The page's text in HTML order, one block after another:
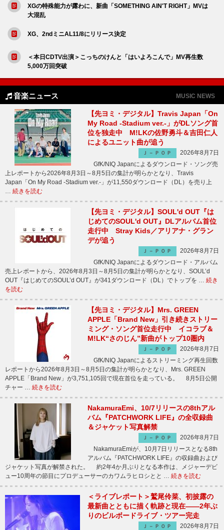
XGの特殊能力が露わに、新曲「SOMETHING AIN'T RIGHT」MVは
大混乱
XG、2ndミニAL11/8にリリース決定
＜本日CDTV出演＞こっちのけんと「はいよろこんで」MV再生数
5,000万回突破
音楽ニュース MUSIC NEWS
【先ヨミ・デジタル】Travis Japan「On
My Road -Stadium ver.-」がDLソング首
位を独走中 M!LKの佐野勇斗＆吉田仁人
によるユニット曲が追う
Ｊ－ＰＯＰ
2026年8月7日
GfK/NIQ Japanによるダウンロード・ソング売
上レポートから2026年8月3日～8月5日の集計が明らかとなり、Travis
Japan「On My Road -Stadium ver.-」が11,550ダウンロード（DL）を売り上
… 続きを読む
【先ヨミ・デジタル】SOUL'd OUT『は
じめてのSOUL'd OUT』DLアルバム首位
走行中 Stray Kids／アリアナ・グラン
デが追う
Ｊ－ＰＯＰ
2026年8月7日
GfK/NIQ Japanによるダウンロード・アルバム
売上レポートから、2026年8月3日～8月5日の集計が明らかとなり、SOUL’d
OUT『はじめてのSOUL’d OUT』が341ダウンロード（DL）でトップを … 続き
を読む
【先ヨミ・デジタル】Mrs. GREEN
APPLE「Brand New」引き続きストリー
ミング・ソング首位走行中 イコラブ＆
M!LK“さのじん”新曲がトップ10圏内
Ｊ－ＰＯＰ
2026年8月7日
GfK/NIQ Japanによるストリーミング再生回数
レポートから2026年8月3日～8月5日の集計が明らかとなり、Mrs. GREEN
APPLE「Brand New」が3,751,105回で現在首位を走っている。 8月5日公開
チャー … 続きを読む
NakamuraEmi、10/7リリースの8thアル
バム『PATCHWORK LIFE』の全収録曲
＆ジャケット写真解禁
Ｊ－ＰＯＰ
2026年8月7日
NakamuraEmiが、10月7日リリースとなる8th
アルバム『PATCHWORK LIFE』の収録曲および
ジャケット写真が解禁された。 約2年4か月ぶりとなる本作は、メジャーデビ
ュー10周年の節目にプロデューサーのカワムラヒロシとと … 続きを読む
＜ライブレポート＞鷲尾伶菜、初披露の
最新曲とともに描く軌跡と現在――2年ぶ
りのビルボードライブ・ツアー完走
Ｊ－ＰＯＰ
2026年8月7日